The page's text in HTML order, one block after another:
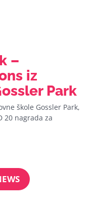
–
iz
Park
škole Gossler Park,
20 nagrada za